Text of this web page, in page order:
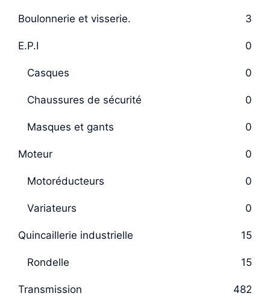
Boulonnerie et visserie. 3
E.P.I 0
Casques 0
Chaussures de sécurité 0
Masques et gants 0
Moteur 0
Motoréducteurs 0
Variateurs 0
Quincaillerie industrielle 15
Rondelle 15
Transmission 482